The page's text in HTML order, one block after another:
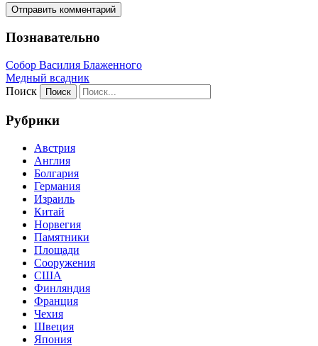
Познавательно
Собор Василия Блаженного
Медный всадник
Поиск
Рубрики
Австрия
Англия
Болгария
Германия
Израиль
Китай
Норвегия
Памятники
Площади
Сооружения
США
Финляндия
Франция
Чехия
Швеция
Япония